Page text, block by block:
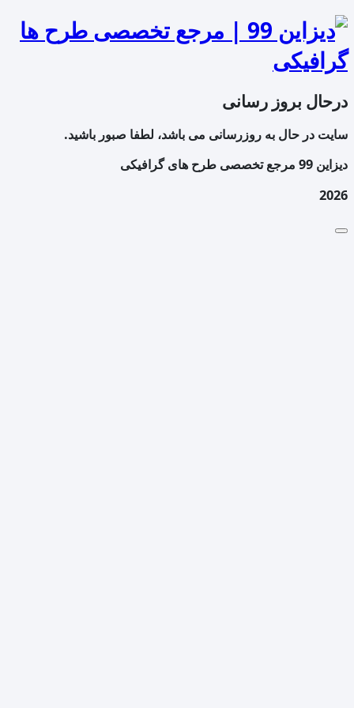
درحال بروز رسانی
سایت در حال به روزرسانی می باشد، لطفا صبور باشید.
دیزاین 99 مرجع تخصصی طرح های گرافیکی
2026